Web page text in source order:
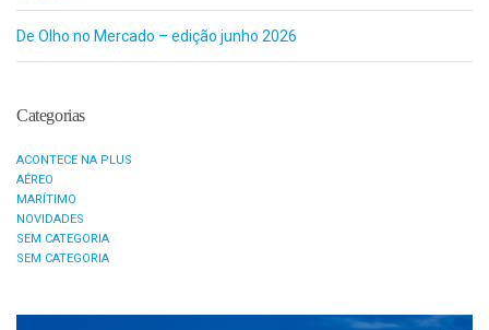
De Olho no Mercado – edição junho 2026
Categorias
ACONTECE NA PLUS
AÉREO
MARÍTIMO
NOVIDADES
SEM CATEGORIA
SEM CATEGORIA